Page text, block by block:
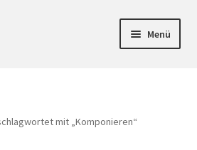
Menü
mit „Komponieren“